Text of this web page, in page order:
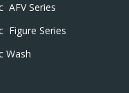
AFV Series
Figure Series
Wash